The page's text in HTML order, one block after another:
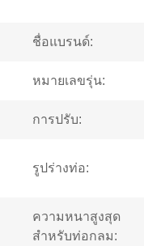
ชื่อแบรนด์:
หมายเลขรุ่น:
การปรับ:
รูปร่างท่อ:
ความหนาสูงสุด
สำหรับท่อกลม: